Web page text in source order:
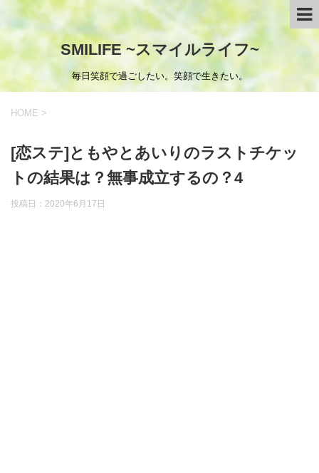
SMILIFE ~スマイルライフ~
毎日笑顔で過ごしたい。笑顔で生きたい。
HOME >
[恋ステ]ともやとあいりのラストチケッ
トの結果は？無事成立するの？4
投稿日： 2020年6月17日